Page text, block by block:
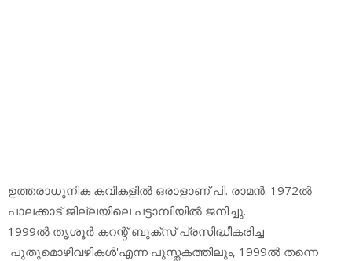
ഉത്തരാധുനിക കവികളില്‍ ഒരാളാണ് പി. രാമന്‍. 1972ല്‍
പാലക്കാട് ജില്ലയിലെ പട്ടാമ്പിയില്‍ ജനിച്ചു.
1999ല്‍ തൃശൂര്‍ കറന്റ് ബുക്‌സ് പ്രസിദ്ധീകരിച്ച
'പുതുമൊഴിവഴികള്‍'എന്ന പുസ്തകത്തിലും, 1999ല്‍ തന്നെ